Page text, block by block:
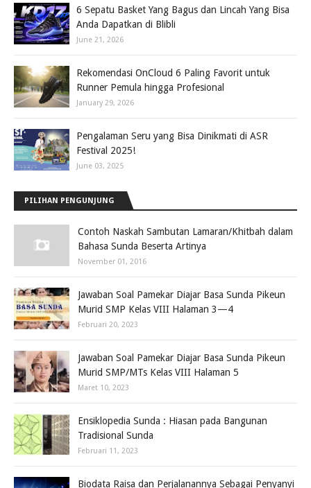
6 Sepatu Basket Yang Bagus dan Lincah Yang Bisa
Anda Dapatkan di Blibli
June 21, 2026
Rekomendasi OnCloud 6 Paling Favorit untuk
Runner Pemula hingga Profesional
January 29, 2026
Pengalaman Seru yang Bisa Dinikmati di ASR
Festival 2025!
June 03, 2025
PILIHAN PENGUNJUNG
Contoh Naskah Sambutan Lamaran/Khitbah dalam
Bahasa Sunda Beserta Artinya
November 01, 2016
Jawaban Soal Pamekar Diajar Basa Sunda Pikeun
Murid SMP Kelas VIII Halaman 3—4
Februari 20, 2023
Jawaban Soal Pamekar Diajar Basa Sunda Pikeun
Murid SMP/MTs Kelas VIII Halaman 5
Maret 10, 2023
Ensiklopedia Sunda : Hiasan pada Bangunan
Tradisional Sunda
Februari 11, 2023
Biodata Raisa dan Perjalanannya Sebagai Penyanyi